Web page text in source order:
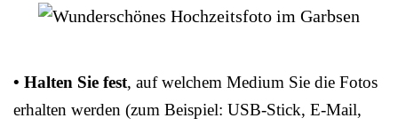
• Halten Sie fest, auf welchem Medium Sie die Fotos
erhalten werden (zum Beispiel: USB-Stick, E-Mail,